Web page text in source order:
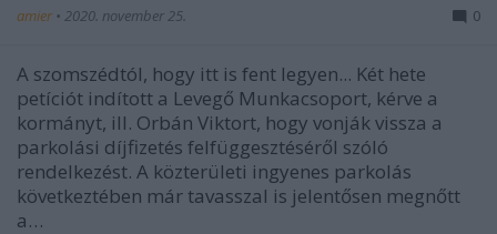
amier • 2020. november 25. 0
A szomszédtól, hogy itt is fent legyen... Két hete
petíciót indított a Levegő Munkacsoport, kérve a
kormányt, ill. Orbán Viktort, hogy vonják vissza a
parkolási díjfizetés felfüggesztéséről szóló
rendelkezést. A közterületi ingyenes parkolás
következtében már tavasszal is jelentősen megnőtt
a…